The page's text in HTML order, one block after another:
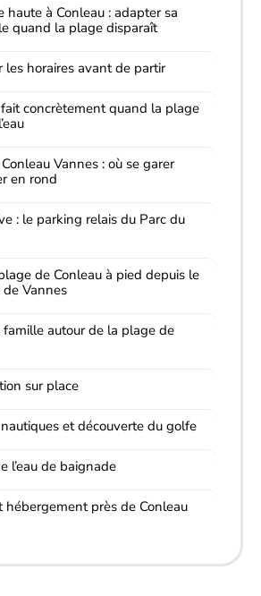
haute à Conleau : adapter sa
quand la plage disparaît
les horaires avant de partir
fait concrètement quand la plage
Vannes : où se garer
en rond
: le parking relais du Parc du
de Conleau à pied depuis le
Vannes
famille autour de la plage de
sur place
et découverte du golfe
l’eau de baignade
hébergement près de Conleau